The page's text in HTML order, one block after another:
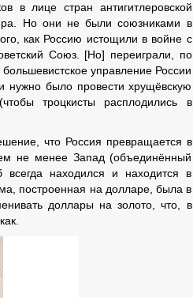
в лице стран антигитлеровской
Но они не были союзниками в
как Россию истощили в войне с
Союз. [Но] переиграли, по
управление России
нужно было провести хрущёвскую
троцкисты расплодились в
что Россия превращается в
не менее Запад (объединённый
всегда находился и находится в
построенная на долларе, была в
доллары на золото, что, в